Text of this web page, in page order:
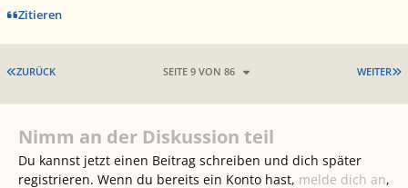
Zitieren
ERSTE SEITE
ZURÜCK WEITER
SEITE 9 VON 86
Nimm an der Diskussion teil
Du kannst jetzt einen Beitrag schreiben und dich später
registrieren. Wenn du bereits ein Konto hast, melde dich an,